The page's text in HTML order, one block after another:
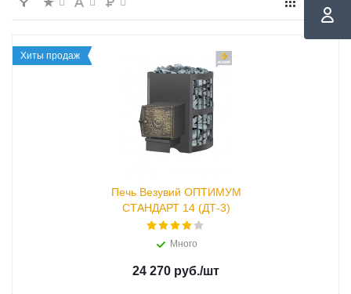
Хиты продаж
Печь Везувий ОПТИМУМ
СТАНДАРТ 14 (ДТ-3)
Много
24 270 руб./шт